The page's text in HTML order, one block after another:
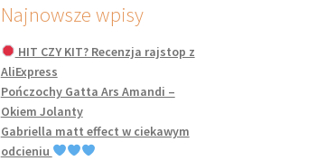
Najnowsze wpisy
HIT CZY KIT? Recenzja rajstop z
AliExpress
Pończochy Gatta Ars Amandi –
Okiem Jolanty
Gabriella matt effect w ciekawym
odcieniu